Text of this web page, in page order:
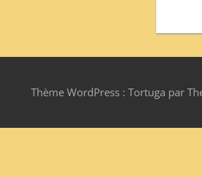
Thème WordPress : Tortuga par